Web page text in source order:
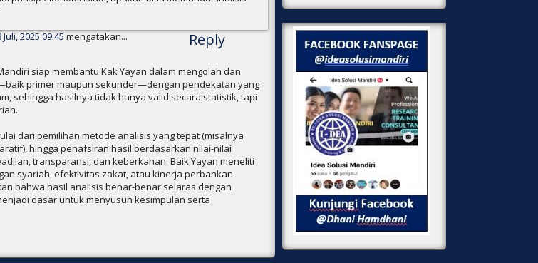
Juli, 2025 09:45mengatakan... Reply
siap membantu Kak Yayan dalam mengolah dan
primer maupun sekunder—dengan pendekatan yang
sehingga hasilnya tidak hanya valid secara statistik, tapi
dari pemilihan metode analisis yang tepat (misalnya
hingga penafsiran hasil berdasarkan nilai-nilai
transparansi, dan keberkahan. Baik Yayan meneliti
syariah, efektivitas zakat, atau kinerja perbankan
bahwa hasil analisis benar-benar selaras dengan
dasar untuk menyusun kesimpulan serta